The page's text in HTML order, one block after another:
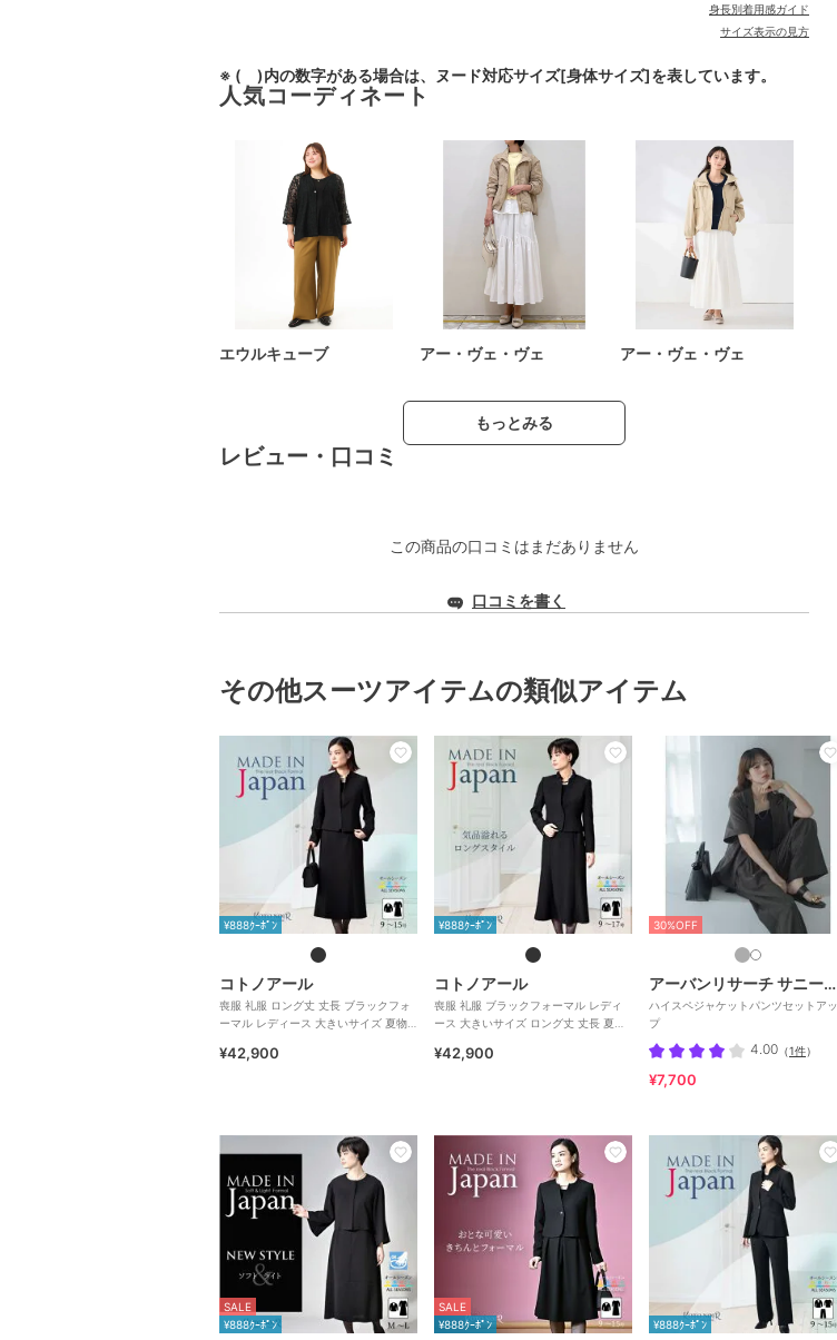
身長別着用感ガイド
サイズ表示の見方
※ ( )内の数字がある場合は、ヌード対応サイズ[身体サイズ]を表しています。
人気コーディネート
エウルキューブ アー・ヴェ・ヴェ アー・ヴェ・ヴェ
もっとみる
レビュー・口コミ
この商品の口コミはまだありません
口コミを書く
その他スーツアイテムの類似アイテム
¥888ｸｰﾎﾟﾝ
コトノアール
喪服 礼服 ロング丈 丈長 ブラックフォ
ーマル レディース 大きいサイズ 夏物
¥42,900
¥888ｸｰﾎﾟﾝ
コトノアール
喪服 礼服 ブラックフォーマル レディ
ース 大きいサイズ ロング丈 丈長 夏物
¥42,900
30%OFF
アーバンリサーチ サニーレーベル
ハイスペジャケットパンツセットアッ
プ
4.00 （1件）
¥7,700
SALE
¥888ｸｰﾎﾟﾝ
SALE
¥888ｸｰﾎﾟﾝ
¥888ｸｰﾎﾟﾝ